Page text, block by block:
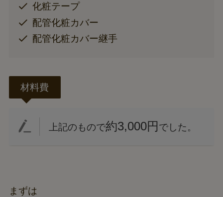
化粧テープ
配管化粧カバー
配管化粧カバー継手
材料費
上記のもので約3,000円 でした。
まずは